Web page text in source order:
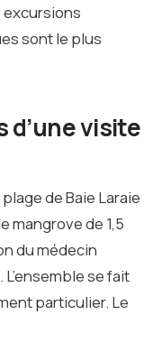
excursions
sont le plus
d’une visite
de Baie Laraie
mangrove de 1,5
du médecin
se fait
particulier. Le